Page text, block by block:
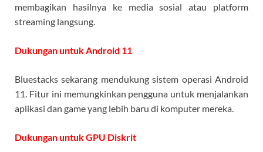
membagikan hasilnya ke media sosial atau platform
streaming langsung.
Dukungan untuk Android 11
Bluestacks sekarang mendukung sistem operasi Android
11. Fitur ini memungkinkan pengguna untuk menjalankan
aplikasi dan game yang lebih baru di komputer mereka.
Dukungan untuk GPU Diskrit